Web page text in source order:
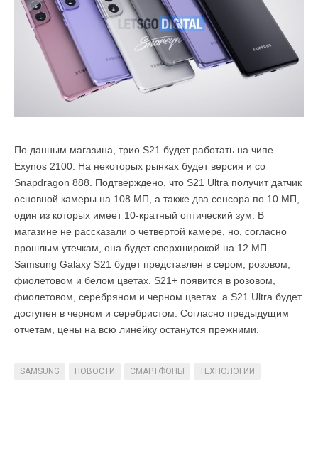
По данным магазина, трио S21 будет работать на чипе
Exynos 2100. На некоторых рынках будет версия и со
Snapdragon 888. Подтверждено, что S21 Ultra получит датчик
основной камеры на 108 МП, а также два сенсора по 10 МП,
один из которых имеет 10-кратный оптический зум. В
магазине не рассказали о четвертой камере, но, согласно
прошлым утечкам, она будет сверхширокой на 12 МП.
Samsung Galaxy S21 будет представлен в сером, розовом,
фиолетовом и белом цветах. S21+ появится в розовом,
фиолетовом, серебряном и черном цветах. а S21 Ultra будет
доступен в черном и серебристом. Согласно предыдущим
отчетам, цены на всю линейку останутся прежними.
SAMSUNG НОВОСТИ СМАРТФОНЫ ТЕХНОЛОГИИ